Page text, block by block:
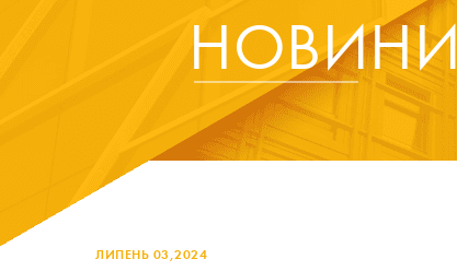
НОВИНИ
ЛИПЕНЬ 03,2024